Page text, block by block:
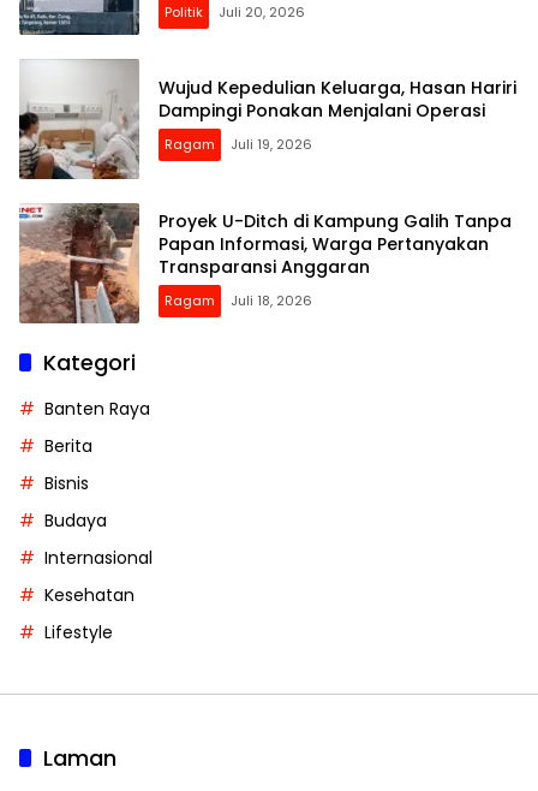
Politik Juli 20, 2026
Wujud Kepedulian Keluarga, Hasan Hariri
Dampingi Ponakan Menjalani Operasi
Ragam Juli 19, 2026
Proyek U-Ditch di Kampung Galih Tanpa
Papan Informasi, Warga Pertanyakan
Transparansi Anggaran
Ragam Juli 18, 2026
Kategori
Banten Raya
Berita
Bisnis
Budaya
Internasional
Kesehatan
Lifestyle
Laman